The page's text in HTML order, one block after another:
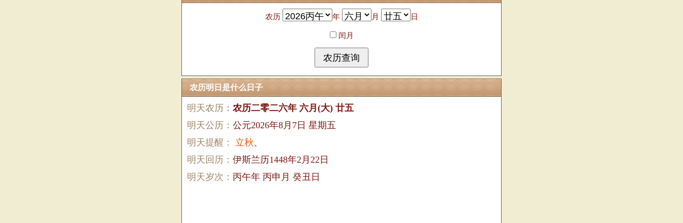
农历 年 月 日
闰月
农历明日是什么日子
明天农历： 农历二零二六年 六月(大) 廿五
明天公历： 公元2026年8月7日 星期五
明天提醒：
立秋、
明天回历： 伊斯兰历1448年2月22日
明天岁次： 丙午年 丙申月 癸丑日